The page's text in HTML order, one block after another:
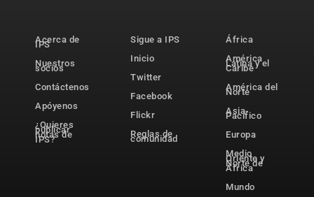
Acerca de
IPS
Nuestros
socios
Contáctenos
Apóyenos
¿Quieres
publicar
notas de
IPS?
Sigue a IPS
Inicio
Twitter
Facebook
Flickr
Reglas de
comunidad
África
América
Latina y el
Caribe
América del
Norte
Asia-
Pacífico
Europa
Medio
Oriente y
Norte de
África
Mundo